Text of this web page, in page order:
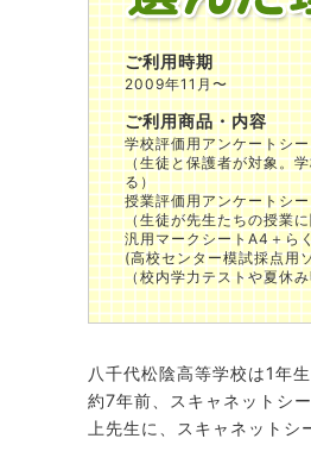
ご利用時期
2009年11月〜
ご利用商品・内容
学校評価用アンケートシ
（生徒と保護者が対象。
る）
授業評価用アンケートシ
（生徒が先生たちの授業
汎用マークシートA4＋ら
(高校センター模試採点用
（校内学力テストや夏休
八千代松陰高等学校は1年
約7年前、スキャネットシ
上先生に、スキャネットシ